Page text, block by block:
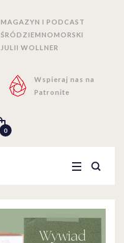
MAGAZYN I PODCAST
ŚRÓDZIEMNOMORSKI
JULII WOLLNER
Wspieraj nas na
Patronite
0